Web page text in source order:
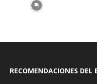
RECOMENDACIONES DEL